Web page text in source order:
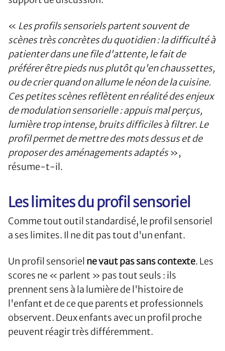
« Les profils sensoriels partent souvent de
scènes très concrètes du quotidien : la difficulté à
patienter dans une file d'attente, le fait de
préférer être pieds nus plutôt qu'en chaussettes,
ou de crier quand on allume le néon de la cuisine.
Ces petites scènes reflètent en réalité des enjeux
de modulation sensorielle : appuis mal perçus,
lumière trop intense, bruits difficiles à filtrer. Le
profil permet de mettre des mots dessus et de
proposer des aménagements adaptés»,
résume-t-il.
Les limites du profil sensoriel
Comme tout outil standardisé, le profil sensoriel
a ses limites. Il ne dit pas tout d'un enfant.
Un profil sensoriel ne vaut pas sans contexte. Les
scores ne « parlent » pas tout seuls : ils
prennent sens à la lumière de l'histoire de
l'enfant et de ce que parents et professionnels
observent. Deux enfants avec un profil proche
peuvent réagir très différemment.